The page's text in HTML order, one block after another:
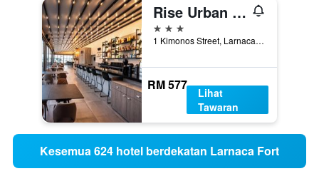
Rise Urban Art Hotel
3 bintang
1 Kimonos Street, Larnaca, Cyprus
RM 577
Lihat
Tawaran
Kesemua 624 hotel berdekatan Larnaca Fort